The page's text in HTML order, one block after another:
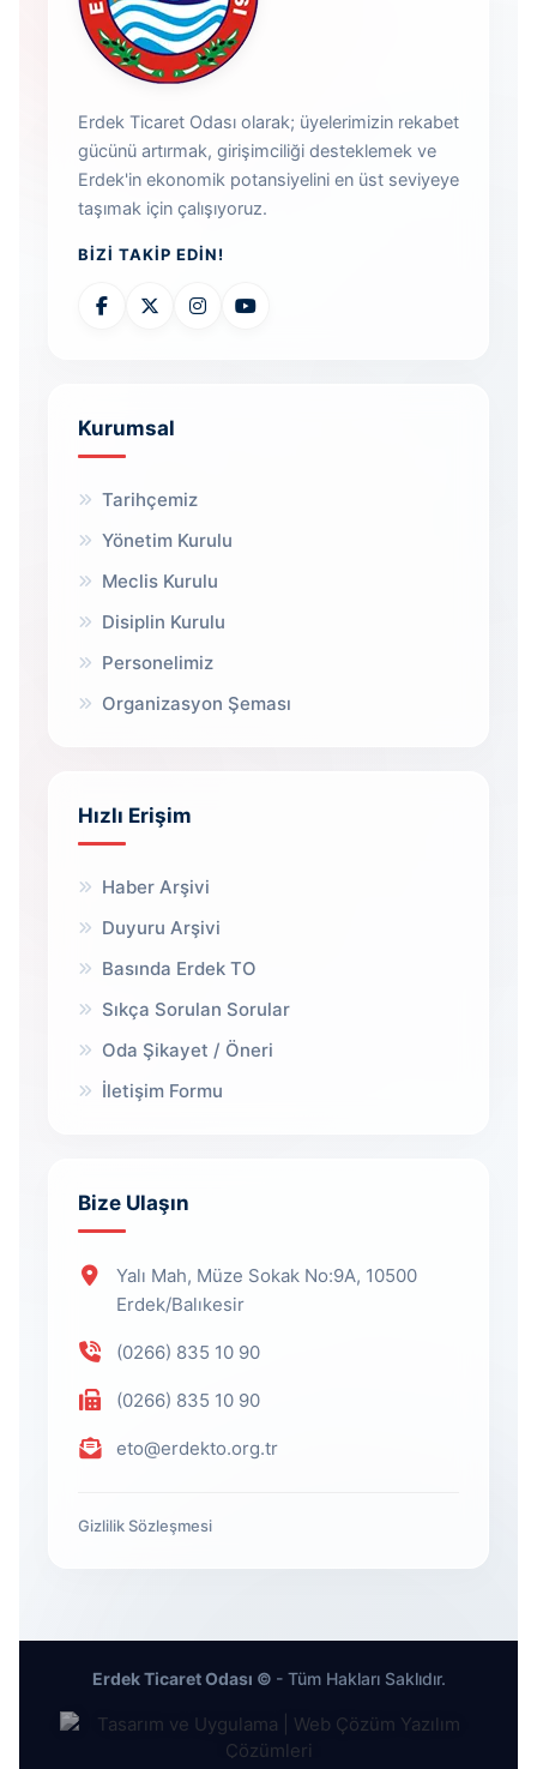
Erdek Ticaret Odası olarak; üyelerimizin rekabet
gücünü artırmak, girişimciliği desteklemek ve
Erdek'in ekonomik potansiyelini en üst seviyeye
taşımak için çalışıyoruz.
BIZI TAKIP EDIN!
Kurumsal
Tarihçemiz
Yönetim Kurulu
Meclis Kurulu
Disiplin Kurulu
Personelimiz
Organizasyon Şeması
Hızlı Erişim
Haber Arşivi
Duyuru Arşivi
Basında Erdek TO
Sıkça Sorulan Sorular
Oda Şikayet / Öneri
İletişim Formu
Bize Ulaşın
Yalı Mah, Müze Sokak No:9A, 10500
Erdek/Balıkesir
(0266) 835 10 90
(0266) 835 10 90
eto@erdekto.org.tr
Gizlilik Sözleşmesi
Erdek Ticaret Odası © - Tüm Hakları Saklıdır.